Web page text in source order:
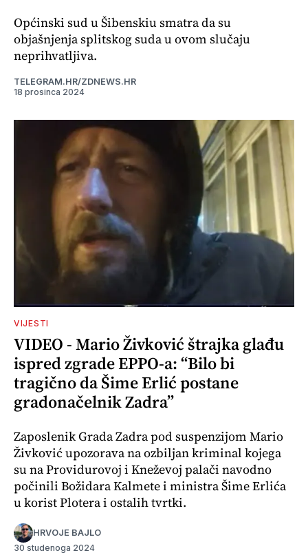
Općinski sud u Šibenskiu smatra da su
objašnjenja splitskog suda u ovom slučaju
neprihvatljiva.
TELEGRAM.HR/ZDNEWS.HR
18 prosinca 2024
VIJESTI
VIDEO - Mario Živković štrajka glađu
ispred zgrade EPPO-a: “Bilo bi
tragično da Šime Erlić postane
gradonačelnik Zadra”
Zaposlenik Grada Zadra pod suspenzijom Mario
Živković upozorava na ozbiljan kriminal kojega
su na Providurovoj i Kneževoj palači navodno
počinili Božidara Kalmete i ministra Šime Erlića
u korist Plotera i ostalih tvrtki.
HRVOJE BAJLO
30 studenoga 2024